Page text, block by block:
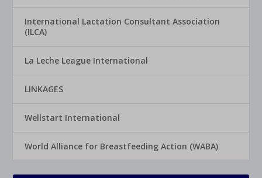
International Lactation Consultant Association
(ILCA)
La Leche League International
LINKAGES
Wellstart International
World Alliance for Breastfeeding Action (WABA)